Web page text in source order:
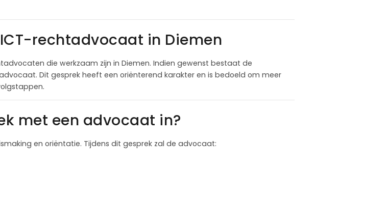
rechtadvocaat in Diemen
die werkzaam zijn in Diemen. Indien gewenst bestaat de
Dit gesprek heeft een oriënterend karakter en is bedoeld om meer
met een advocaat in?
en oriëntatie. Tijdens dit gesprek zal de advocaat: